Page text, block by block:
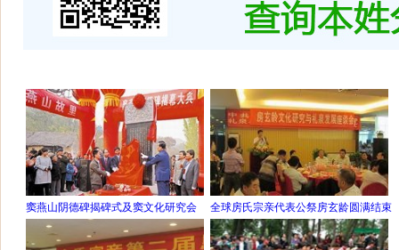
窦燕山阴德碑揭碑式及窦文化研究会 全球房氏宗亲代表公祭房玄龄圆满结束